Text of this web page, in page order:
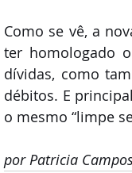
Como se vê, a
ter homologado
dívidas, como
débitos. E
o mesmo “limpe
por Patricia